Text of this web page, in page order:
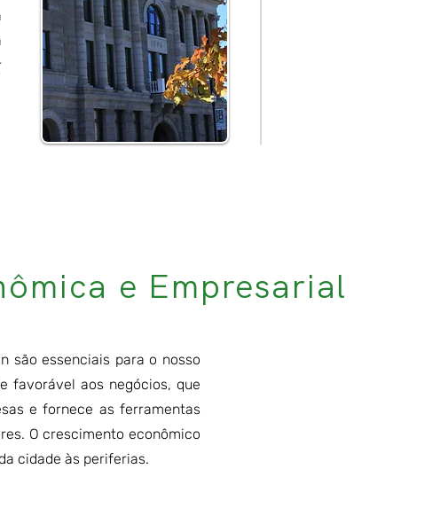
e Empresarial
são essenciais para o nosso
favorável aos negócios, que
e fornece as ferramentas
O crescimento econômico
cidade às periferias.